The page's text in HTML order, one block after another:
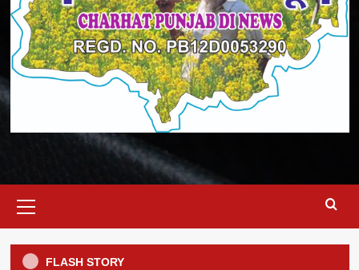
Menu
FLASH STORY